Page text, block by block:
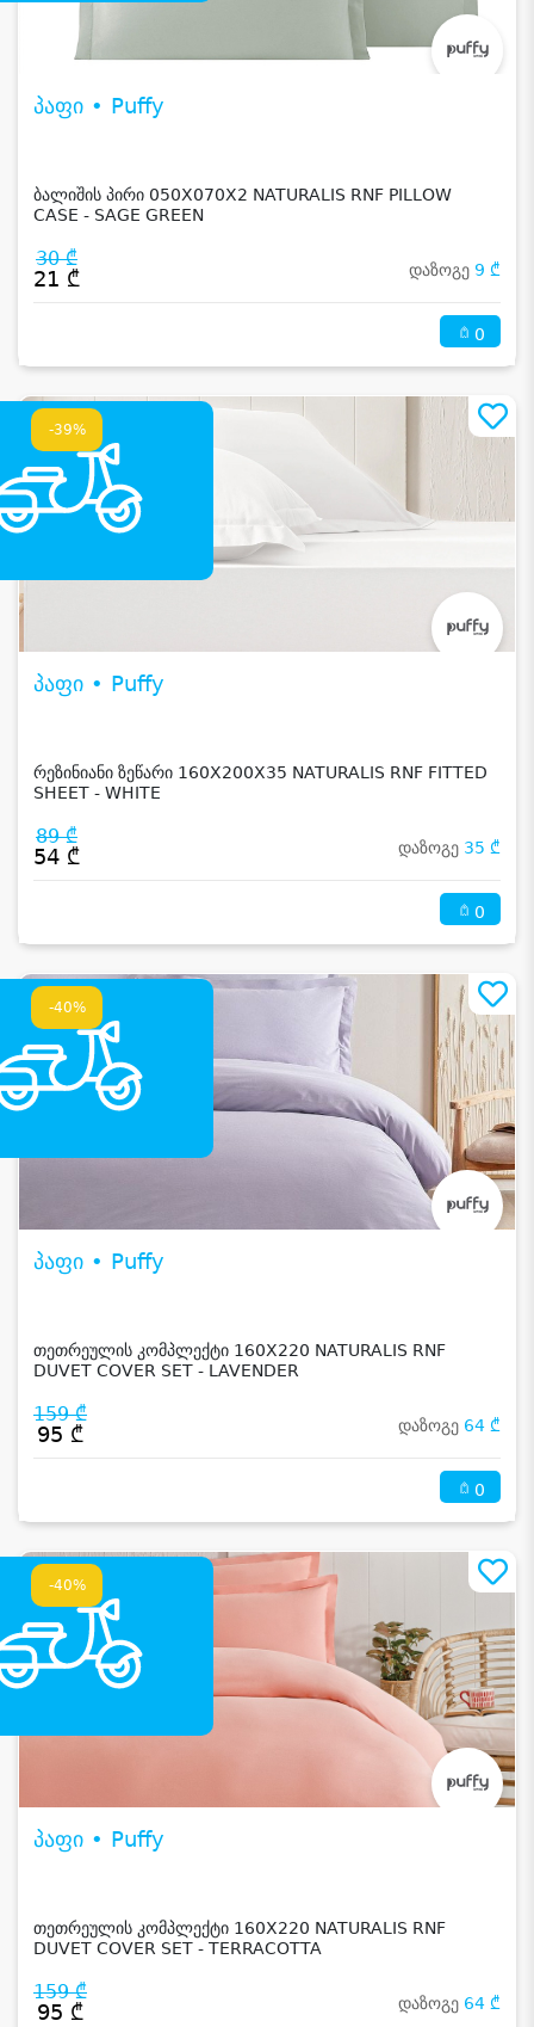
პაფი • Puffy
ბალიშის პირი 050X070X2 NATURALIS RNF PILLOW
CASE - SAGE GREEN
30 ₾
21 ₾ დაზოგე 9 ₾
0
-39%
პაფი • Puffy
რეზინიანი ზეწარი 160X200X35 NATURALIS RNF FITTED
SHEET - WHITE
89 ₾
54 ₾ დაზოგე 35 ₾
0
-40%
პაფი • Puffy
თეთრეულის კომპლექტი 160X220 NATURALIS RNF
DUVET COVER SET - LAVENDER
159 ₾
95 ₾ დაზოგე 64 ₾
0
-40%
პაფი • Puffy
თეთრეულის კომპლექტი 160X220 NATURALIS RNF
DUVET COVER SET - TERRACOTTA
159 ₾
95 ₾ დაზოგე 64 ₾